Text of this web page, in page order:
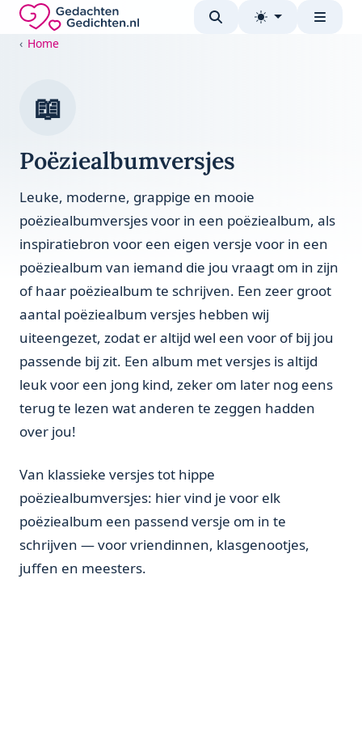
Direct naar de inhoud
Gedachten-Gedichten.nl — naar de homepage
Home
📖
Poëziealbumversjes
Leuke, moderne, grappige en mooie
poëziealbumversjes voor in een poëziealbum, als
inspiratiebron voor een eigen versje voor in een
poëziealbum van iemand die jou vraagt om in zijn
of haar poëziealbum te schrijven. Een zeer groot
aantal poëziealbum versjes hebben wij
uiteengezet, zodat er altijd wel een voor of bij jou
passende bij zit. Een album met versjes is altijd
leuk voor een jong kind, zeker om later nog eens
terug te lezen wat anderen te zeggen hadden
over jou!
Van klassieke versjes tot hippe
poëziealbumversjes: hier vind je voor elk
poëziealbum een passend versje om in te
schrijven — voor vriendinnen, klasgenootjes,
juffen en meesters.